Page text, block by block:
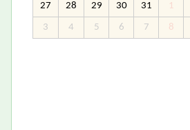
27 28 29 30 31 1
3 4 5 6 7 8